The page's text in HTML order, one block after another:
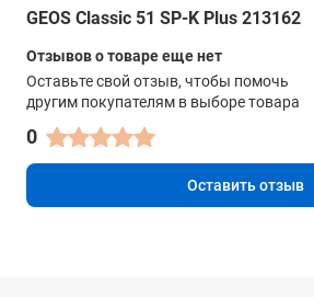
консультантом.
Вес нетто в кг
Высота кошения мин/макс в мм
30-75 мм
Регулировка высоты ручки
GEOS Classic 51 SP-K Plus 213162
Отзывов о товаре еще нет
Оставьте свой отзыв, чтобы помочь
другим покупателям в выборе товара
0
Оставить отзыв